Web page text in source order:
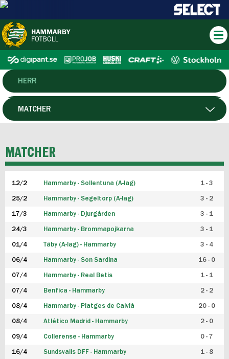
HERR
DAM
P19
F19
FUTSAL HERR
FUTSAL DAM
MATCHER
MATCHER
12/2 Hammarby - Sollentuna (A-lag) 1 - 3
25/2 Hammarby - Segeltorp (A-lag) 3 - 2
17/3 Hammarby - Djurgården 3 - 1
24/3 Hammarby - Brommapojkarna 3 - 1
01/4 Täby (A-lag) - Hammarby 3 - 4
06/4 Hammarby - Son Sardina 16 - 0
07/4 Hammarby - Real Betis 1 - 1
07/4 Benfica - Hammarby 2 - 2
08/4 Hammarby - Platges de Calvià 20 - 0
08/4 Atlético Madrid - Hammarby 2 - 0
09/4 Collerense - Hammarby 0 - 7
16/4 Sundsvalls DFF - Hammarby 1 - 8